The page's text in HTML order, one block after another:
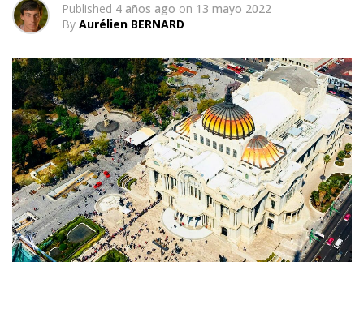
Published 4 años ago on 13 mayo 2022
By Aurélien BERNARD